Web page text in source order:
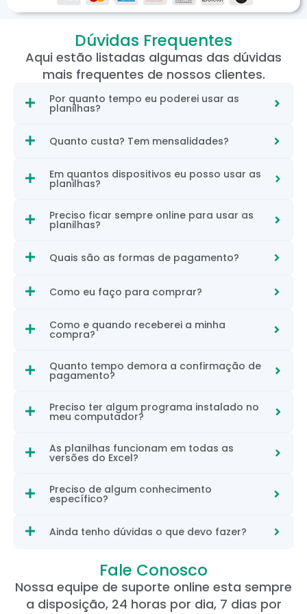
Dúvidas Frequentes
Aqui estão listadas algumas das dúvidas
mais frequentes de nossos clientes.
Por quanto tempo eu poderei usar as
planilhas?
Quanto custa? Tem mensalidades?
Em quantos dispositivos eu posso usar as
planilhas?
Preciso ficar sempre online para usar as
planilhas?
Quais são as formas de pagamento?
Como eu faço para comprar?
Como e quando receberei a minha
compra?
Quanto tempo demora a confirmação de
pagamento?
Preciso ter algum programa instalado no
meu computador?
As planilhas funcionam em todas as
versões do Excel?
Preciso de algum conhecimento
específico?
Ainda tenho dúvidas o que devo fazer?
Fale Conosco
Nossa equipe de suporte online esta sempre
a disposição, 24 horas por dia, 7 dias por